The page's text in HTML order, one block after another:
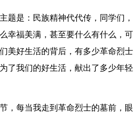
题是：民族精神代代传，同学们，
幸福美满，甚至要什么有什么，可
美好生活的背后，有多少革命烈士
了我们的好生活，献出了多少年轻
，每当我走到革命烈士的墓前，眼